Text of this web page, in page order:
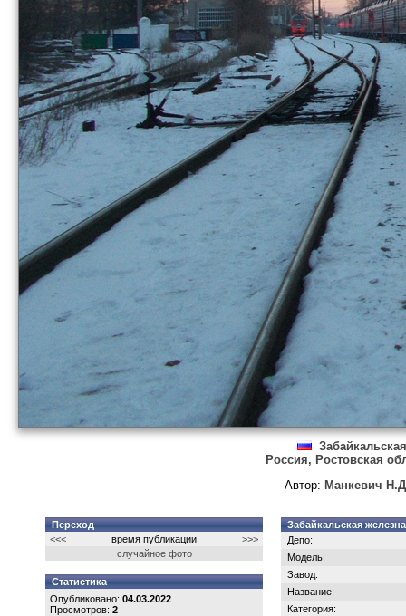
Россия, Ростовская
Автор: Манкевич Н.Д
Переход
<<<
время публикации
>>>
случайное фото
Статистика
Опубликовано: 04.03.2022
Просмотров: 2
Забайкальская
Депо:
Модель:
Завод:
Название:
Категория: